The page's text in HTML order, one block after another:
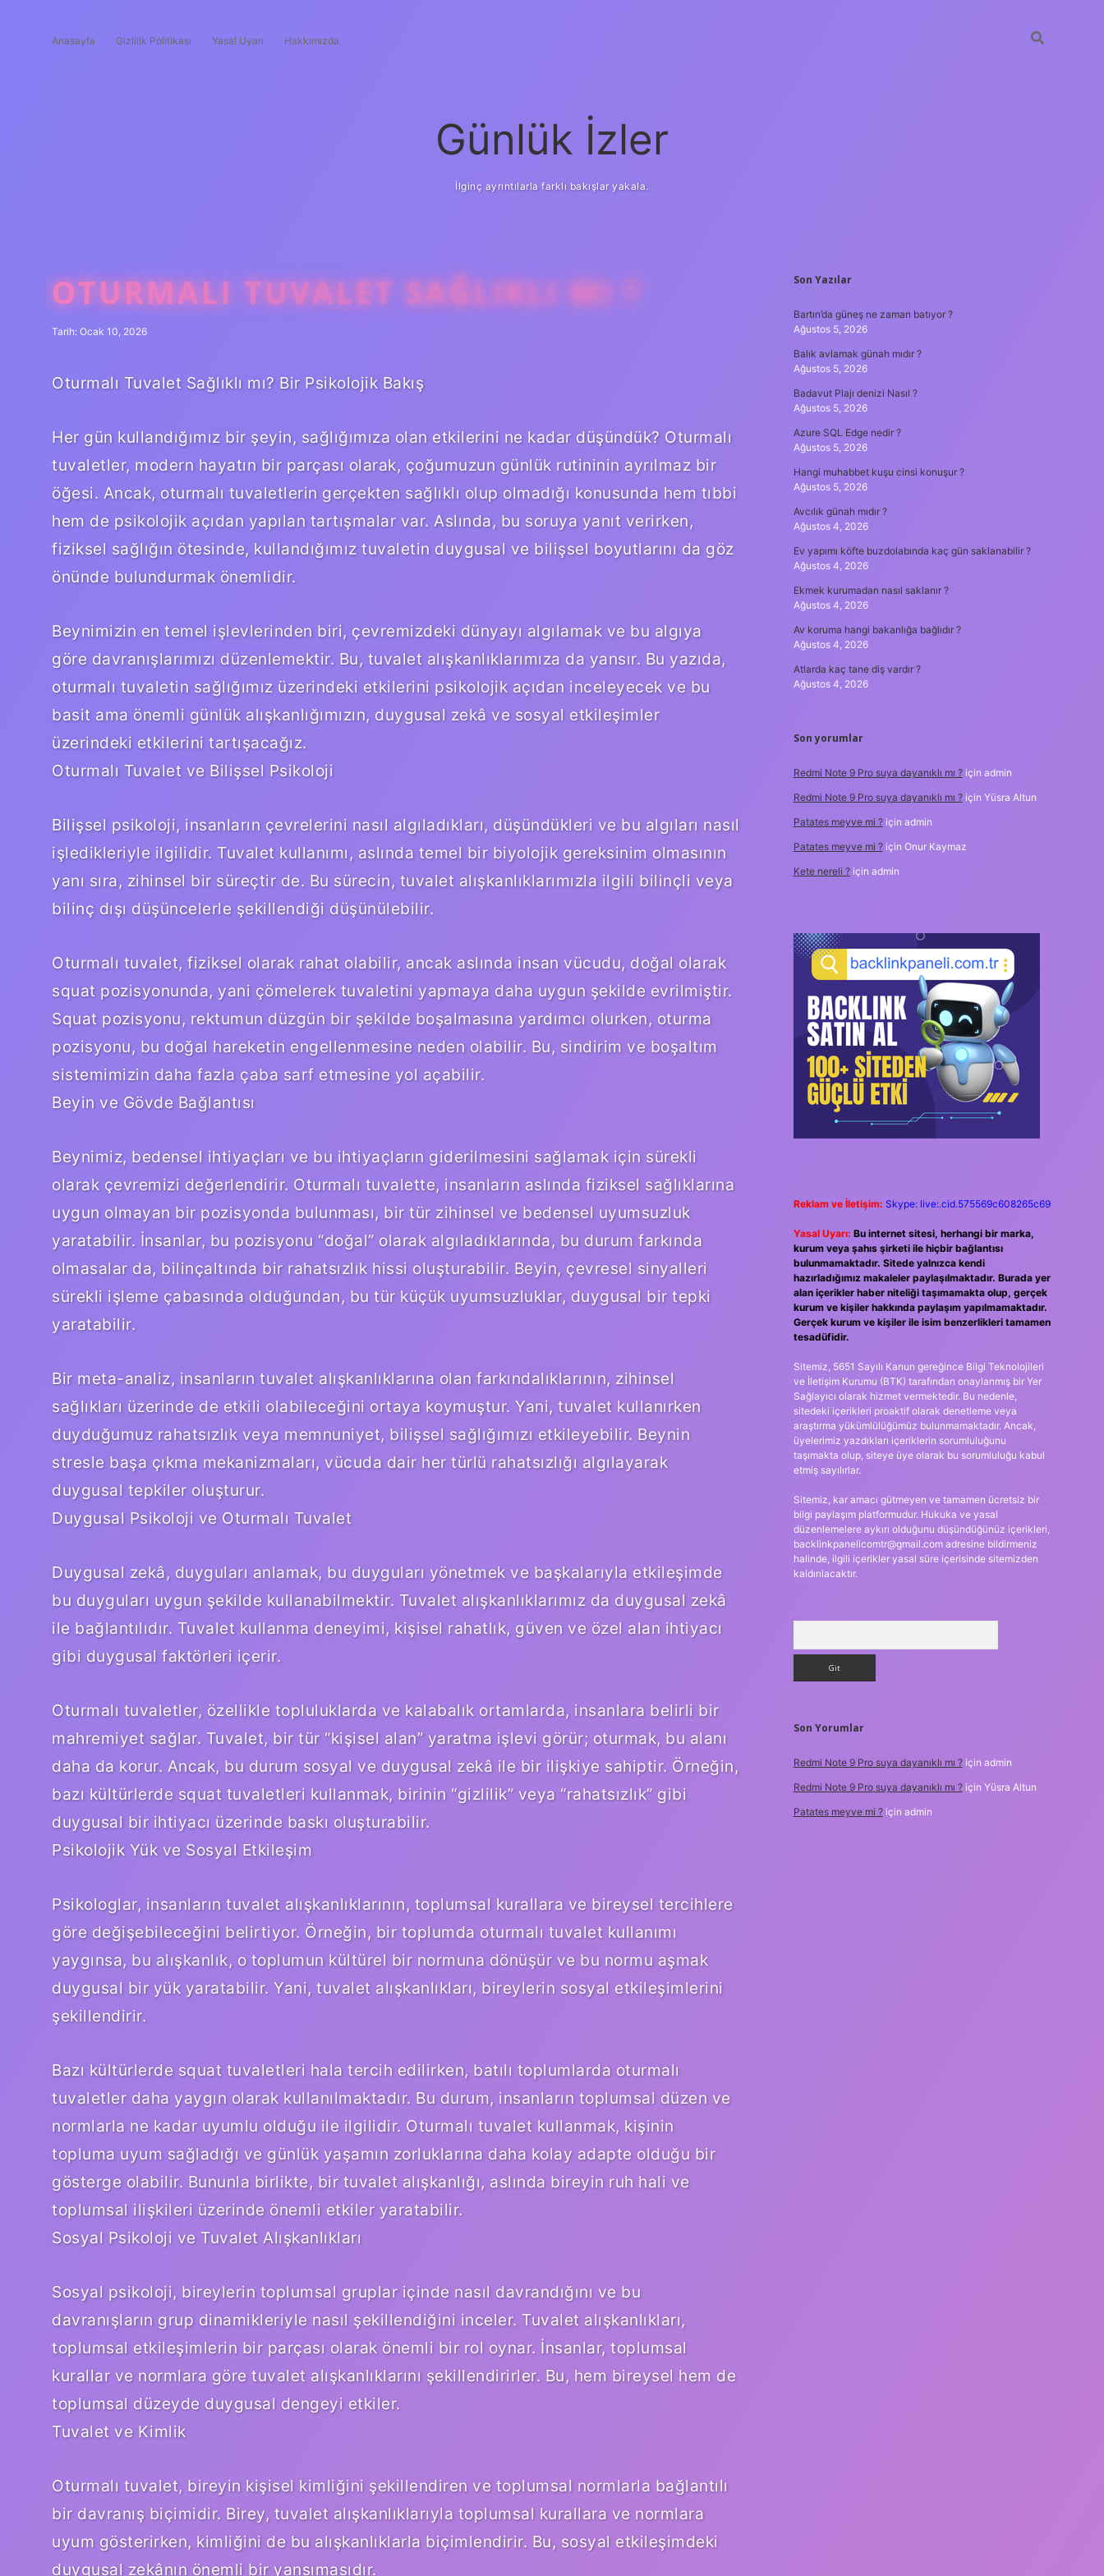
Anasayfa Gizlilik Politikası Yasal Uyarı Hakkımızda
Günlük İzler
İlginç ayrıntılarla farklı bakışlar yakala.
OTURMALI TUVALET SAĞLIKLI MI ?
Tarih: Ocak 10, 2026
Oturmalı Tuvalet Sağlıklı mı? Bir Psikolojik Bakış
Her gün kullandığımız bir şeyin, sağlığımıza olan etkilerini ne kadar düşündük? Oturmalı
tuvaletler, modern hayatın bir parçası olarak, çoğumuzun günlük rutininin ayrılmaz bir
öğesi. Ancak, oturmalı tuvaletlerin gerçekten sağlıklı olup olmadığı konusunda hem tıbbi
hem de psikolojik açıdan yapılan tartışmalar var. Aslında, bu soruya yanıt verirken,
fiziksel sağlığın ötesinde, kullandığımız tuvaletin duygusal ve bilişsel boyutlarını da göz
önünde bulundurmak önemlidir.
Beynimizin en temel işlevlerinden biri, çevremizdeki dünyayı algılamak ve bu algıya
göre davranışlarımızı düzenlemektir. Bu, tuvalet alışkanlıklarımıza da yansır. Bu yazıda,
oturmalı tuvaletin sağlığımız üzerindeki etkilerini psikolojik açıdan inceleyecek ve bu
basit ama önemli günlük alışkanlığımızın, duygusal zekâ ve sosyal etkileşimler
üzerindeki etkilerini tartışacağız.
Oturmalı Tuvalet ve Bilişsel Psikoloji
Bilişsel psikoloji, insanların çevrelerini nasıl algıladıkları, düşündükleri ve bu algıları nasıl
işledikleriyle ilgilidir. Tuvalet kullanımı, aslında temel bir biyolojik gereksinim olmasının
yanı sıra, zihinsel bir süreçtir de. Bu sürecin, tuvalet alışkanlıklarımızla ilgili bilinçli veya
bilinç dışı düşüncelerle şekillendiği düşünülebilir.
Oturmalı tuvalet, fiziksel olarak rahat olabilir, ancak aslında insan vücudu, doğal olarak
squat pozisyonunda, yani çömelerek tuvaletini yapmaya daha uygun şekilde evrilmiştir.
Squat pozisyonu, rektumun düzgün bir şekilde boşalmasına yardımcı olurken, oturma
pozisyonu, bu doğal hareketin engellenmesine neden olabilir. Bu, sindirim ve boşaltım
sistemimizin daha fazla çaba sarf etmesine yol açabilir.
Beyin ve Gövde Bağlantısı
Beynimiz, bedensel ihtiyaçları ve bu ihtiyaçların giderilmesini sağlamak için sürekli
olarak çevremizi değerlendirir. Oturmalı tuvalette, insanların aslında fiziksel sağlıklarına
uygun olmayan bir pozisyonda bulunması, bir tür zihinsel ve bedensel uyumsuzluk
yaratabilir. İnsanlar, bu pozisyonu “doğal” olarak algıladıklarında, bu durum farkında
olmasalar da, bilinçaltında bir rahatsızlık hissi oluşturabilir. Beyin, çevresel sinyalleri
sürekli işleme çabasında olduğundan, bu tür küçük uyumsuzluklar, duygusal bir tepki
yaratabilir.
Bir meta-analiz, insanların tuvalet alışkanlıklarına olan farkındalıklarının, zihinsel
sağlıkları üzerinde de etkili olabileceğini ortaya koymuştur. Yani, tuvalet kullanırken
duyduğumuz rahatsızlık veya memnuniyet, bilişsel sağlığımızı etkileyebilir. Beynin
stresle başa çıkma mekanizmaları, vücuda dair her türlü rahatsızlığı algılayarak
duygusal tepkiler oluşturur.
Duygusal Psikoloji ve Oturmalı Tuvalet
Duygusal zekâ, duyguları anlamak, bu duyguları yönetmek ve başkalarıyla etkileşimde
bu duyguları uygun şekilde kullanabilmektir. Tuvalet alışkanlıklarımız da duygusal zekâ
ile bağlantılıdır. Tuvalet kullanma deneyimi, kişisel rahatlık, güven ve özel alan ihtiyacı
gibi duygusal faktörleri içerir.
Oturmalı tuvaletler, özellikle topluluklarda ve kalabalık ortamlarda, insanlara belirli bir
mahremiyet sağlar. Tuvalet, bir tür “kişisel alan” yaratma işlevi görür; oturmak, bu alanı
daha da korur. Ancak, bu durum sosyal ve duygusal zekâ ile bir ilişkiye sahiptir. Örneğin,
bazı kültürlerde squat tuvaletleri kullanmak, birinin “gizlilik” veya “rahatsızlık” gibi
duygusal bir ihtiyacı üzerinde baskı oluşturabilir.
Psikolojik Yük ve Sosyal Etkileşim
Psikologlar, insanların tuvalet alışkanlıklarının, toplumsal kurallara ve bireysel tercihlere
göre değişebileceğini belirtiyor. Örneğin, bir toplumda oturmalı tuvalet kullanımı
yaygınsa, bu alışkanlık, o toplumun kültürel bir normuna dönüşür ve bu normu aşmak
duygusal bir yük yaratabilir. Yani, tuvalet alışkanlıkları, bireylerin sosyal etkileşimlerini
şekillendirir.
Bazı kültürlerde squat tuvaletleri hala tercih edilirken, batılı toplumlarda oturmalı
tuvaletler daha yaygın olarak kullanılmaktadır. Bu durum, insanların toplumsal düzen ve
normlarla ne kadar uyumlu olduğu ile ilgilidir. Oturmalı tuvalet kullanmak, kişinin
topluma uyum sağladığı ve günlük yaşamın zorluklarına daha kolay adapte olduğu bir
gösterge olabilir. Bununla birlikte, bir tuvalet alışkanlığı, aslında bireyin ruh hali ve
toplumsal ilişkileri üzerinde önemli etkiler yaratabilir.
Sosyal Psikoloji ve Tuvalet Alışkanlıkları
Sosyal psikoloji, bireylerin toplumsal gruplar içinde nasıl davrandığını ve bu
davranışların grup dinamikleriyle nasıl şekillendiğini inceler. Tuvalet alışkanlıkları,
toplumsal etkileşimlerin bir parçası olarak önemli bir rol oynar. İnsanlar, toplumsal
kurallar ve normlara göre tuvalet alışkanlıklarını şekillendirirler. Bu, hem bireysel hem de
toplumsal düzeyde duygusal dengeyi etkiler.
Tuvalet ve Kimlik
Oturmalı tuvalet, bireyin kişisel kimliğini şekillendiren ve toplumsal normlarla bağlantılı
bir davranış biçimidir. Birey, tuvalet alışkanlıklarıyla toplumsal kurallara ve normlara
uyum gösterirken, kimliğini de bu alışkanlıklarla biçimlendirir. Bu, sosyal etkileşimdeki
duygusal zekânın önemli bir yansımasıdır.
SIDEBAR
Son Yazılar
Bartın’da güneş ne zaman batıyor ?
Ağustos 5, 2026
Balık avlamak günah mıdır ?
Ağustos 5, 2026
Badavut Plajı denizi Nasıl ?
Ağustos 5, 2026
Azure SQL Edge nedir ?
Ağustos 5, 2026
Hangi muhabbet kuşu cinsi konuşur ?
Ağustos 5, 2026
Avcılık günah mıdır ?
Ağustos 4, 2026
Ev yapımı köfte buzdolabında kaç gün saklanabilir ?
Ağustos 4, 2026
Ekmek kurumadan nasıl saklanır ?
Ağustos 4, 2026
Av koruma hangi bakanlığa bağlıdır ?
Ağustos 4, 2026
Atlarda kaç tane diş vardır ?
Ağustos 4, 2026
Son yorumlar
Redmi Note 9 Pro suya dayanıklı mı ?için admin
Redmi Note 9 Pro suya dayanıklı mı ?için Yüsra Altun
Patates meyve mi ?için admin
Patates meyve mi ?için Onur Kaymaz
Kete nereli ?için admin
Reklam ve İletişim: Skype: live:.cid.575569c608265c69
Yasal Uyarı: Bu internet sitesi, herhangi bir marka,
kurum veya şahıs şirketi ile hiçbir bağlantısı
bulunmamaktadır. Sitede yalnızca kendi
hazırladığımız makaleler paylaşılmaktadır. Burada yer
alan içerikler haber niteliği taşımamakta olup, gerçek
kurum ve kişiler hakkında paylaşım yapılmamaktadır.
Gerçek kurum ve kişiler ile isim benzerlikleri tamamen
tesadüfidir.
Sitemiz, 5651 Sayılı Kanun gereğince Bilgi Teknolojileri
ve İletişim Kurumu (BTK) tarafından onaylanmış bir Yer
Sağlayıcı olarak hizmet vermektedir. Bu nedenle,
sitedeki içerikleri proaktif olarak denetleme veya
araştırma yükümlülüğümüz bulunmamaktadır. Ancak,
üyelerimiz yazdıkları içeriklerin sorumluluğunu
taşımakta olup, siteye üye olarak bu sorumluluğu kabul
etmiş sayılırlar.
Sitemiz, kar amacı gütmeyen ve tamamen ücretsiz bir
bilgi paylaşım platformudur. Hukuka ve yasal
düzenlemelere aykırı olduğunu düşündüğünüz içerikleri,
backlinkpanelicomtr@gmail.comadresine bildirmeniz
halinde, ilgili içerikler yasal süre içerisinde sitemizden
kaldırılacaktır.
Son Yorumlar
Redmi Note 9 Pro suya dayanıklı mı ?için admin
Redmi Note 9 Pro suya dayanıklı mı ?için Yüsra Altun
Patates meyve mi ?için admin